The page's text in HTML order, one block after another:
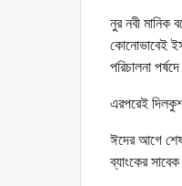
নুর নবী মানিক
কোনোভাবেই
পরিচালনা
এরপরেই
ঈদের আগে শেষ
ব্যাংকের